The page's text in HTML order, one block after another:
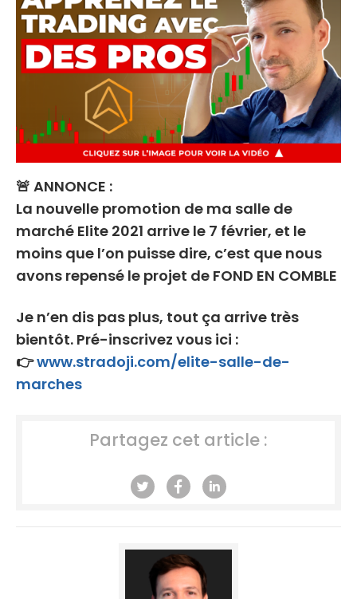
🚨 ANNONCE :
La nouvelle promotion de ma salle de
marché Elite 2021 arrive le 7 février, et le
moins que l’on puisse dire, c’est que nous
avons repensé le projet de FOND EN COMBLE
Je n’en dis pas plus, tout ça arrive très
bientôt. Pré-inscrivez vous ici :
👉www.stradoji.com/elite-salle-de-
marches
Partagez cet article :